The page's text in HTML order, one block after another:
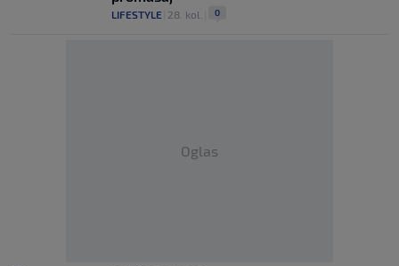
LIFESTYLE 28. kol. 0
Oglas